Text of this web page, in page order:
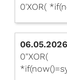
0'XOR(
0"XOR(